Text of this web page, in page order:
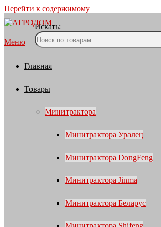
Перейти к содержимому
Искать:
Меню
Главная
Товары
Минитрактора
Минитрактора Уралец
Минитрактора DongFeng
Минитрактора Jinma
Минитрактора Беларус